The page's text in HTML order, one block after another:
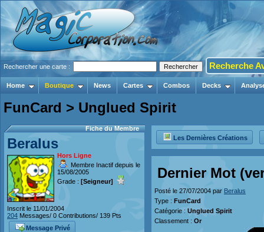
Rechercher une carte : Recherche
Home Boutique News Cartes Combos Decks
FunCard > Unglued Spirit
Fiche du Membre
Beralus
Hors Ligne
Membre Inactif depuis le
15/08/2005
Grade : [Seigneur]
Inscrit le 11/01/2004
204 Messages/ 0 Contributions/ 139 Pts
Message Privé
Les Dernières Créations
Dernier Mot
Posté le 27/07/2004 par Beralus
Type : FunCard
Catégorie : Unglued Spirit
Classement : Or